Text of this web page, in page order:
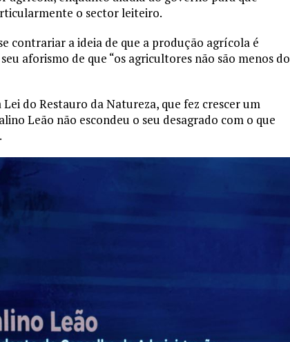
o sector leiteiro.
contrariar a ideia de que a produção agrícola é
aforismo de que “os agricultores não são menos do
do Restauro da Natureza, que fez crescer um
Leão não escondeu o seu desagrado com o que